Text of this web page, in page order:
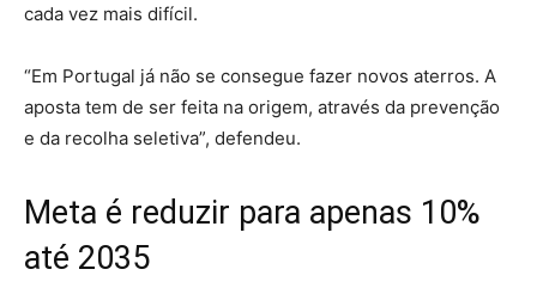
cada vez mais difícil.
“Em Portugal já não se consegue fazer novos aterros. A
aposta tem de ser feita na origem, através da prevenção
e da recolha seletiva”, defendeu.
Meta é reduzir para apenas 10%
até 2035